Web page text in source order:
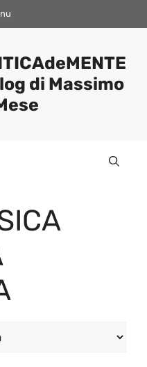
di Massimo